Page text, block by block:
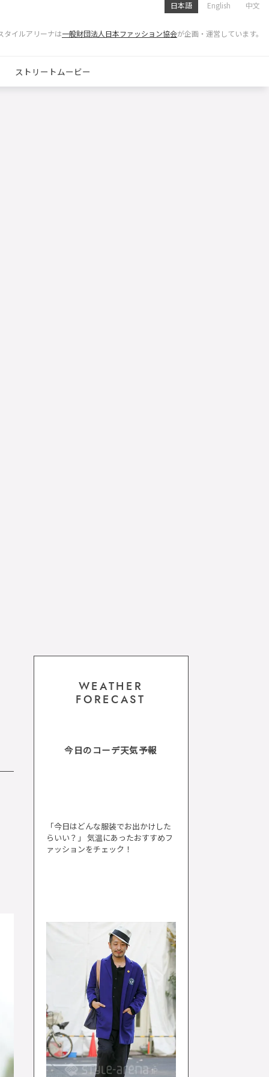
日本語 English 中文
タイルアリーナは一般財団法人日本ファッション協会が企画・運営しています。
ストリートムービー
WEATHER
FORECAST
今日のコーデ天気予報
「今日はどんな服装でお出かけした
らいい？」 気温にあったおすすめフ
ァッションをチェック！